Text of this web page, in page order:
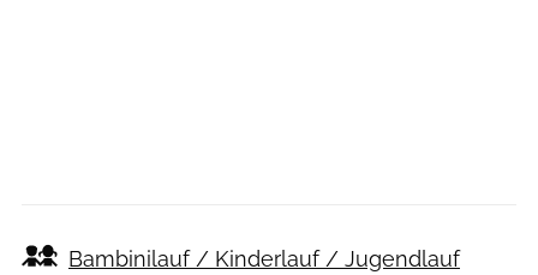
Bambinilauf / Kinderlauf / Jugendlauf